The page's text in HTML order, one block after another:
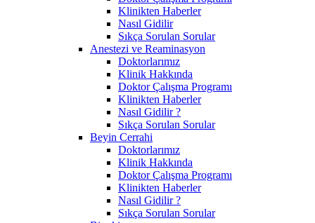
Klinikten Haberler
Nasıl Gidilir
Sıkça Sorulan Sorular
Anestezi ve Reaminasyon
Doktorlarımız
Klinik Hakkında
Doktor Çalışma Programı
Klinikten Haberler
Nasıl Gidilir ?
Sıkça Sorulan Sorular
Beyin Cerrahi
Doktorlarımız
Klinik Hakkında
Doktor Çalışma Programı
Klinikten Haberler
Nasıl Gidilir ?
Sıkça Sorulan Sorular